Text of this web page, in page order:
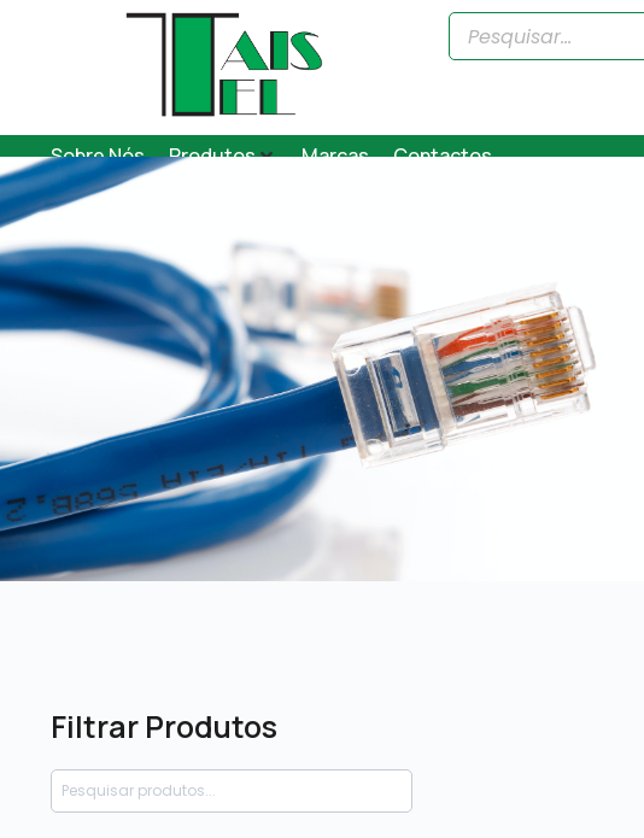
Sobre Nós Produtos Marcas Contactos
Filtrar Produtos